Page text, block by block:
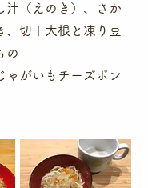
汁（えのき）、さか
、切干大根と凍り豆
の
ゃがいもチーズポン